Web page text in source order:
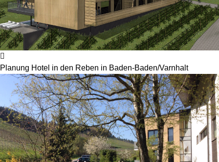
Planung Hotel in den Reben in Baden-Baden/Varnhalt